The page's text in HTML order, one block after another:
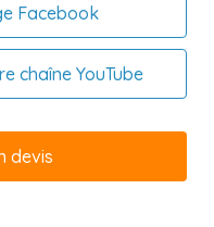
Facebook
chaîne YouTube
devis